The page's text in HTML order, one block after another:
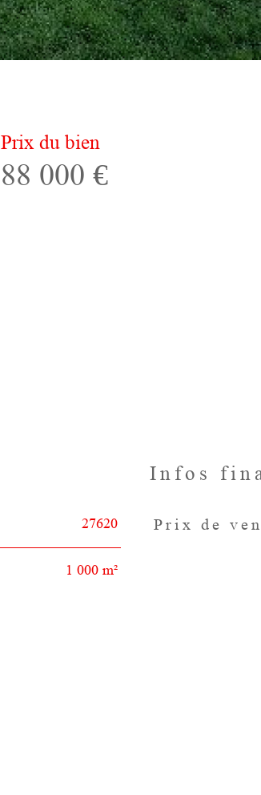
Prix du bien
88 000 €
27620
1 000 m²
Infos
Caractéristiques
Prix de